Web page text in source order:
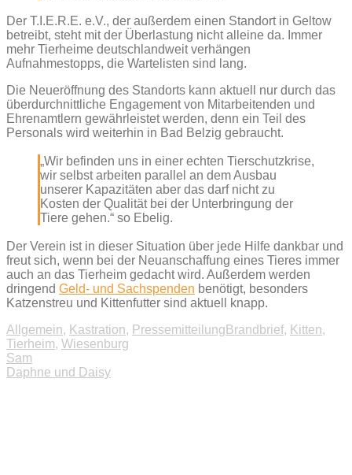
Der T.I.E.R.E. e.V., der außerdem einen Standort in Geltow
betreibt, steht mit der Überlastung nicht alleine da. Immer
mehr Tierheime deutschlandweit verhängen
Aufnahmestopps, die Wartelisten sind lang.
Die Neueröffnung des Standorts kann aktuell nur durch das
überdurchnittliche Engagement von Mitarbeitenden und
Ehrenamtlern gewährleistet werden, denn ein Teil des
Personals wird weiterhin in Bad Belzig gebraucht.
„Wir befinden uns in einer echten Tierschutzkrise,
wir selbst arbeiten parallel an dem Ausbau
unserer Kapazitäten aber das darf nicht zu
Kosten der Qualität bei der Unterbringung der
Tiere gehen.“ so Ebelig.
Der Verein ist in dieser Situation über jede Hilfe dankbar und
freut sich, wenn bei der Neuanschaffung eines Tieres immer
auch an das Tierheim gedacht wird. Außerdem werden
dringend Geld- und Sachspenden benötigt, besonders
Katzenstreu und Kittenfutter sind aktuell knapp.
Allgemein, Kastration, Pressemitteilung Brandbrief, Kitten,
Tierheim, Wiesenburg
Beitragsnavigation
Sam
Daphne und Daisy